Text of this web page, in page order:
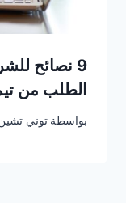
9 نصائح
الطلب من
بواسطة توني